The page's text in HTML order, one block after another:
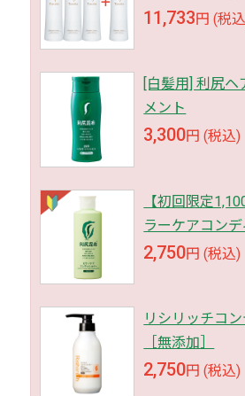
11,733円 (税
[白髪用] 利尻ヘ
メント
3,300円 (税込)
【初回限定
ラーケアコン
2,750円 (税込)
リシリッチコ
［無添加］
2,750円 (税込)